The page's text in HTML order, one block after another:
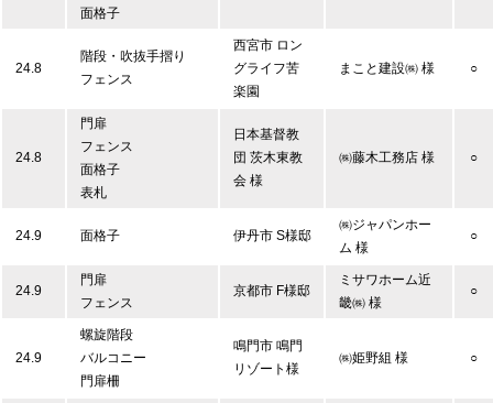
面格子
24.8
階段・吹抜手摺り
フェンス
西宮市 ロン
グライフ苦
楽園
まこと建設㈱ 様 ○
24.8
門扉
フェンス
面格子
表札
日本基督教
団 茨木東教
会 様
㈱藤木工務店 様 ○
24.9 面格子 伊丹市 S様邸
㈱ジャパンホー
ム 様
○
24.9
門扉
フェンス
京都市 F様邸
ミサワホーム近
畿㈱ 様
○
24.9
螺旋階段
バルコニー
門扉柵
鳴門市 鳴門
リゾート様
㈱姫野組 様 ○